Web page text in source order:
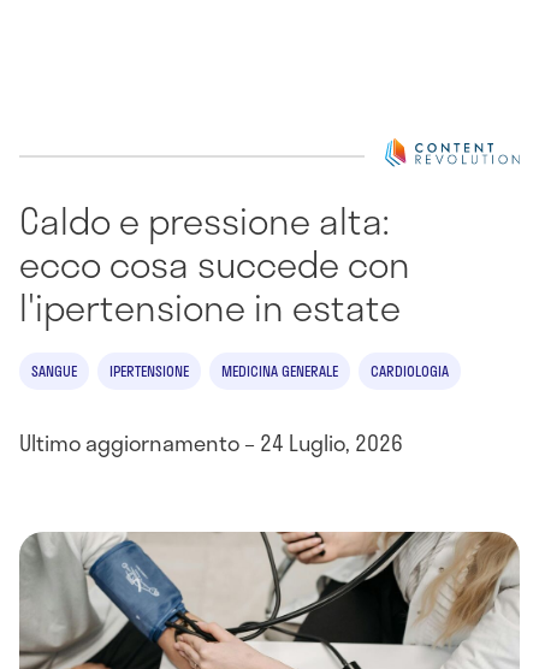
Caldo e pressione alta:
ecco cosa succede con
l'ipertensione in estate
SANGUE IPERTENSIONE MEDICINA GENERALE CARDIOLOGIA
Ultimo aggiornamento – 24 Luglio, 2026